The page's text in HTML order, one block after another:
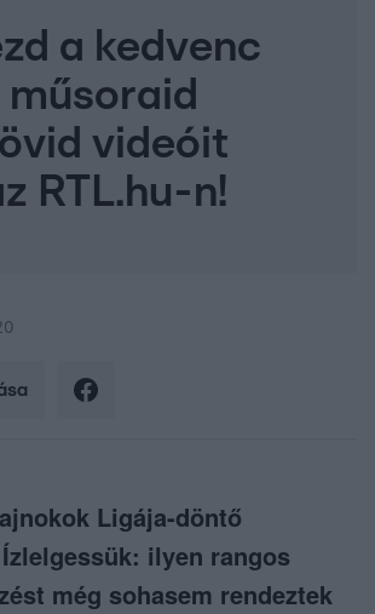
a kedvenc
műsoraid
videóit
RTL.hu-n!
Ligája-döntő
ilyen rangos
még sohasem rendeztek